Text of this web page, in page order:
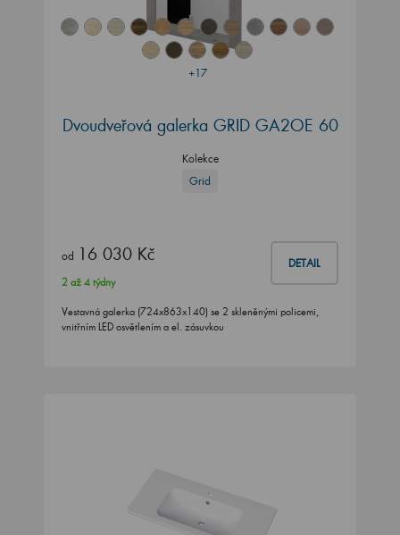
+17
Dvoudveřová galerka GRID GA2OE 60
Kolekce
Grid
od 16 030 Kč DETAIL
2 až 4 týdny
Vestavná galerka (724x863x140) se 2 skleněnými policemi,
vnitřním LED osvětlením a el. zásuvkou